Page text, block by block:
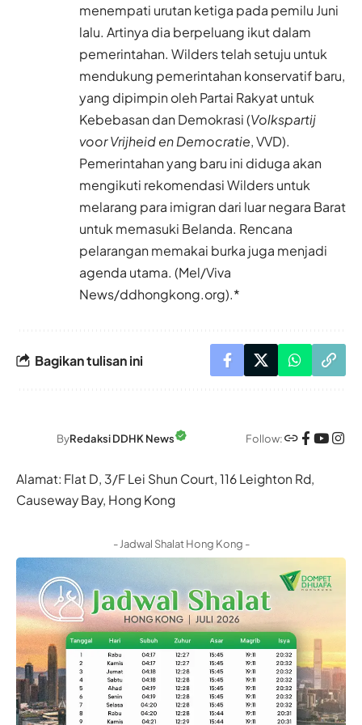
menempati urutan ketiga pada pemilu Juni
lalu. Artinya dia berpeluang ikut dalam
pemerintahan. Wilders telah setuju untuk
mendukung pemerintahan konservatif baru,
yang dipimpin oleh Partai Rakyat untuk
Kebebasan dan Demokrasi (Volkspartij
voor Vrijheid en Democratie, VVD).
Pemerintahan yang baru ini diduga akan
mengikuti rekomendasi Wilders untuk
melarang para imigran dari luar negara Barat
untuk memasuki Belanda. Rencana
pelarangan memakai burka juga menjadi
agenda utama. (Mel/Viva
News/ddhongkong.org).*
Bagikan tulisan ini
ByRedaksi DDHK News Follow:
Alamat: Flat D, 3/F Lei Shun Court, 116 Leighton Rd,
Causeway Bay, Hong Kong
- Jadwal Shalat Hong Kong -